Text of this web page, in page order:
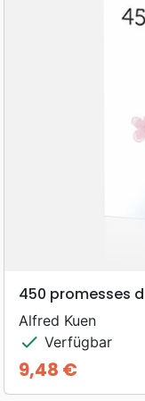
450 promesses
Alfred Kuen
check Verfügbar
Preis
9,48 €